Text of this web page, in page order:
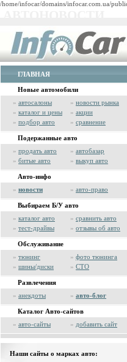
/home/infocar/domains/infocar.com.ua/
ГЛАВНАЯ
Новые автомобили
» автосалоны » новости рынка
» каталог и цены » акции
» подбор авто » сравнение
Подержанные авто
» продать авто » автобазар
» битые авто » выкуп авто
Авто-инфо
» новости » авто-право
Выбираем Б/У авто
» каталог авто » сравнить авто
» тест-драйвы » отзывы об авто
Обслуживание
» тюнинг » фото тюнинга
» шины/диски » СТО
Развлечения
» анекдоты » авто-блог
Каталог Авто-сайтов
» авто-сайты » добавить сайт
Наши сайты о марках авто: